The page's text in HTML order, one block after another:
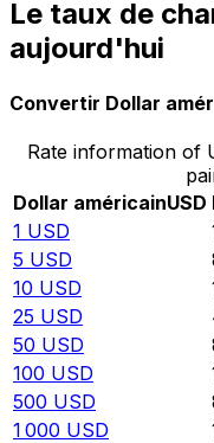
Le taux de
aujourd'hui
Convertir Dollar
Rate information of
Dollar américainUSD
1 USD
5 USD
10 USD
25 USD
50 USD
100 USD
500 USD
1 000 USD